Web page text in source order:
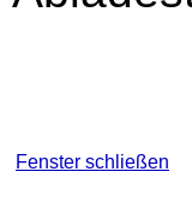
Fenster schließen